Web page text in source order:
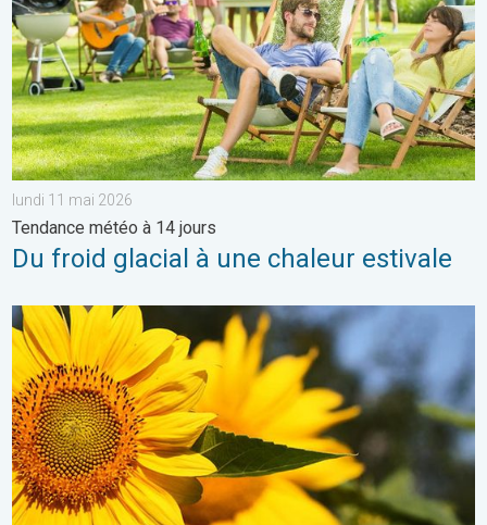
lundi 11 mai 2026
Tendance météo à 14 jours
Du froid glacial à une chaleur estivale
Soleil et chaleur règnent en maître. Météo de votre dimanche.